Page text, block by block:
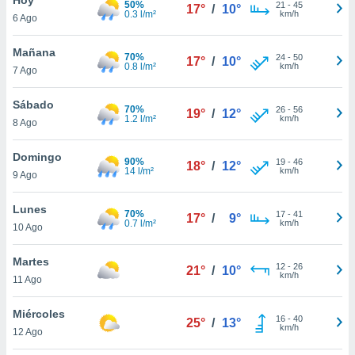
en
más
nuestra
de
cookies
aceptar
6 Ago
50%
0.3 l/m²
17° / 10° 21 - 45
km/h
Mañana
7 Ago
70%
0.8 l/m²
17° / 10° 24- 50
km/h
Sábado
8 Ago
70%
1.2 l/m²
19° / 12° 26- 56
km/h
Domingo
9 Ago
90%
14 l/m²
18° / 12° 19- 46
km/h
Lunes
10 Ago
70%
0.7 l/m²
17° / 9° 17- 41
km/h
Martes
11 Ago
21° / 10° 12- 26
km/h
Miércoles
12 Ago
25° / 13° 16- 40
km/h